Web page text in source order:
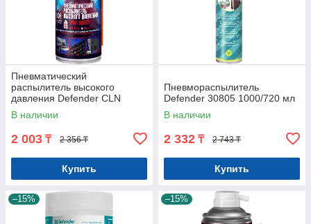
Пневматический
распылитель высокого
давления Defender CLN
30805 Gaming (30808)
В наличии
2 003 ₸ 2 356 ₸
Купить
Пневмораспылитель
Defender 30805 1000/720 мл
В наличии
2 332 ₸ 2 743 ₸
Купить
–15% –15%